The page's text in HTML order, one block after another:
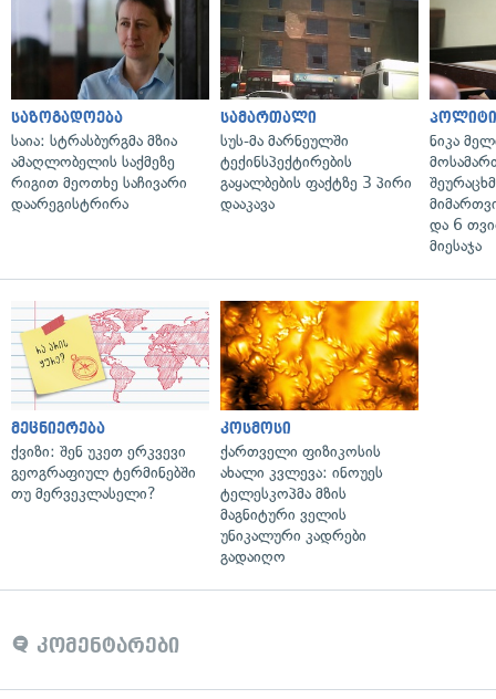
საზოგადოება
საია: სტრასბურგმა მზია
ამაღლობელის საქმეზე
რიგით მეოთხე საჩივარი
დაარეგისტრირა
სამართალი
სუს-მა მარნეულში
ტექინსპექტირების
გაყალბების ფაქტზე 3 პირი
დააკავა
ნიკა
და 6
მიესაჯა
მეცნიერება
ქვიზი: შენ უკეთ ერკვევი
გეოგრაფიულ ტერმინებში
თუ მერვეკლასელი?
კოსმოსი
ქართველი ფიზიკოსის
ახალი კვლევა: ინოუეს
ტელესკოპმა მზის
მაგნიტური ველის
უნიკალური კადრები
გადაიღო
კომენტარები